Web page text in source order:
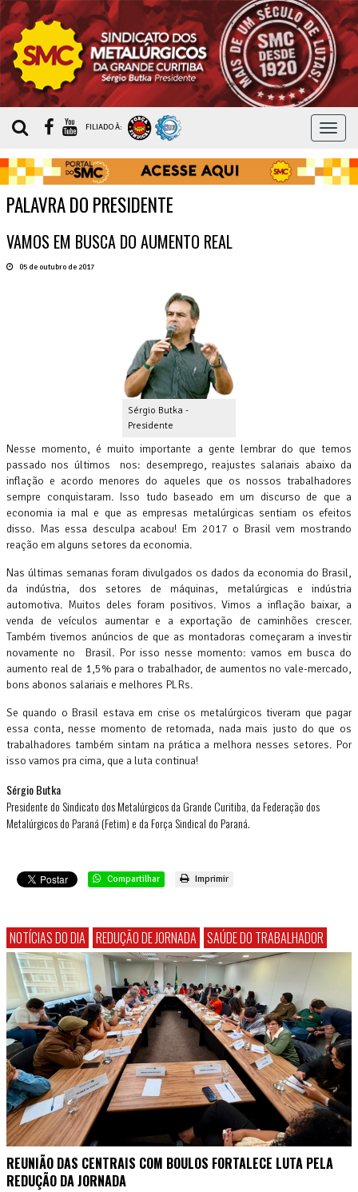
MENU
FILIADO À:
PALAVRA DO PRESIDENTE
VAMOS EM BUSCA DO AUMENTO REAL
05 de outubro de 2017
Sérgio Butka -
Presidente
Nesse momento, é muito importante a gente lembrar do que temos
passado nos últimos nos: desemprego, reajustes salariais abaixo da
inflação e acordo menores do aqueles que os nossos trabalhadores
sempre conquistaram. Isso tudo baseado em um discurso de que a
economia ia mal e que as empresas metalúrgicas sentiam os efeitos
disso. Mas essa desculpa acabou! Em 2017 o Brasil vem mostrando
reação em alguns setores da economia.
Nas últimas semanas foram divulgados os dados da economia do Brasil,
da indústria, dos setores de máquinas, metalúrgicas e indústria
automotiva. Muitos deles foram positivos. Vimos a inflação baixar, a
venda de veículos aumentar e a exportação de caminhões crescer.
Também tivemos anúncios de que as montadoras começaram a investir
novamente no Brasil. Por isso nesse momento: vamos em busca do
aumento real de 1,5% para o trabalhador, de aumentos no vale-mercado,
bons abonos salariais e melhores PLRs.
Se quando o Brasil estava em crise os metalúrgicos tiveram que pagar
essa conta, nesse momento de retomada, nada mais justo do que os
trabalhadores também sintam na prática a melhora nesses setores. Por
isso vamos pra cima, que a luta continua!
Sérgio Butka
Presidente do Sindicato dos Metalúrgicos da Grande Curitiba, da Federação dos
Metalúrgicos do Paraná (Fetim) e da Força Sindical do Paraná.
Compartilhar Imprimir
NOTÍCIAS DO DIA REDUÇÃO DE JORNADA SAÚDE DO TRABALHADOR
REUNIÃO DAS CENTRAIS COM BOULOS FORTALECE LUTA PELA
REDUÇÃO DA JORNADA